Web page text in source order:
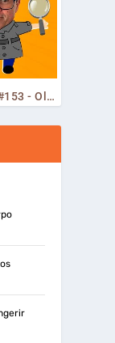
MEMÓRIAS DA COLEÇÃO VAGA-LUME - #153 - Olá, Curiosos! 2023